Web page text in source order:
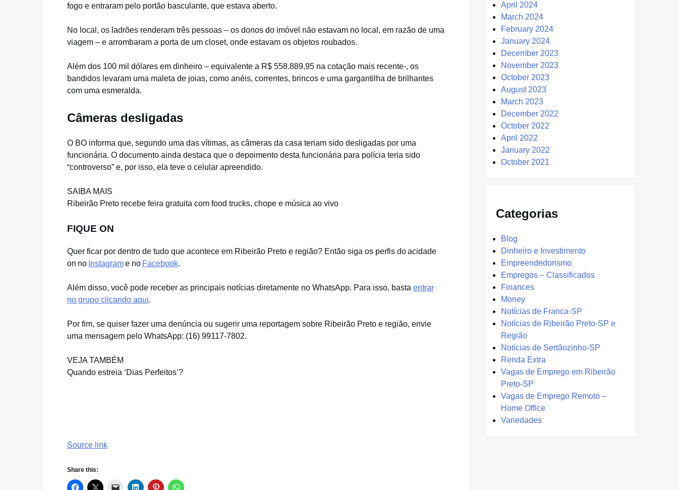
fogo e entraram pelo portão basculante, que estava aberto.
No local, os ladrões renderam três pessoas – os donos do imóvel não estavam no local, em razão de uma
viagem – e arrombaram a porta de um closet, onde estavam os objetos roubados.
Além dos 100 mil dólares em dinheiro – equivalente a R$ 558.889,95 na cotação mais recente-, os
bandidos levaram uma maleta de joias, como anéis, correntes, brincos e uma gargantilha de brilhantes
com uma esmeralda.
Câmeras desligadas
O BO informa que, segundo uma das vítimas, as câmeras da casa teriam sido desligadas por uma
funcionária. O documento ainda destaca que o depoimento desta funcionária para polícia teria sido
“controverso” e, por isso, ela teve o celular apreendido.
SAIBA MAIS
Ribeirão Preto recebe feira gratuita com food trucks, chope e música ao vivo
FIQUE ON
Quer ficar por dentro de tudo que acontece em Ribeirão Preto e região? Então siga os perfis do acidade
on no Instagrame no Facebook.
Além disso, você pode receber as principais notícias diretamente no WhatsApp. Para isso, basta entrar
no grupo clicando aqui.
Por fim, se quiser fazer uma denúncia ou sugerir uma reportagem sobre Ribeirão Preto e região, envie
uma mensagem pelo WhatsApp: (16) 99117-7802.
VEJA TAMBÉM
Quando estreia ‘Dias Perfeitos’?
Source link
Share this:
April 2024
March 2024
February 2024
January 2024
December 2023
November 2023
October 2023
August 2023
March 2023
December 2022
October 2022
April 2022
January 2022
October 2021
Categorias
Blog
Dinheiro e Investimento
Empreendedorismo
Empregos – Classificados
Finances
Money
Notícias de Franca-SP
Notícias de Ribeirão Preto-SP e
Região
Notícias de Sertãozinho-SP
Renda Extra
Vagas de Emprego em Ribeirão
Preto-SP
Vagas de Emprego Remoto –
Home Office
Variedades